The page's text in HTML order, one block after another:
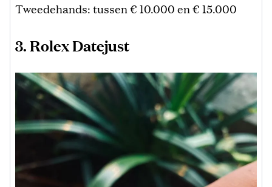
Tweedehands: tussen € 10.000 en € 15.000
3. Rolex Datejust